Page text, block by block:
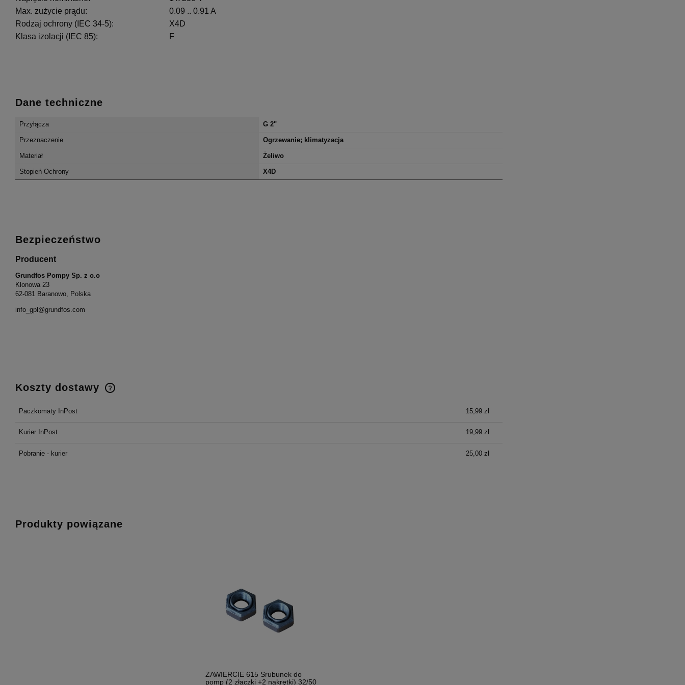
Max. zużycie prądu:
0.09 .. 0.91 A
Rodzaj ochrony (IEC 34-5):
X4D
Klasa izolacji (IEC 85):
F
Dane techniczne
Przyłącza G 2"
Przeznaczenie Ogrzewanie; klimatyzacja
Materiał Żeliwo
Stopień Ochrony X4D
Bezpieczeństwo
Producent
Grundfos Pompy Sp. z o.o
Klonowa 23
62-081 Baranowo, Polska
info_gpl@grundfos.com
Koszty dostawy
Paczkomaty InPost 15,99 zł
Kurier InPost 19,99 zł
Pobranie - kurier 25,00 zł
Produkty powiązane
ZAWIERCIE 615 Śrubunek do
pomp (2 złączki +2 nakrętki) 32/50